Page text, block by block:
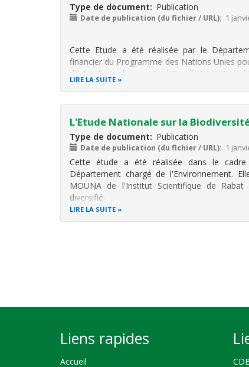
Type de document Publication
Date de publication (du fichier / URL) 1
Cette Etude a été réalisée par le
financier du Programme des Nations Unies
du Feu le Professeur Riad Essolh BOUAB de
Maroc, représente une
LIRE LA SUITE
L'Etude Nationale sur la
Type de document Publication
Date de publication (du fichier / URL) 1
Cette étude a été réalisée dans le
Département chargé de l'Environnement.
MOUNA de l'Institut Scientifique de
diversifié.
LIRE LA SUITE
Liens rapides
Accueil